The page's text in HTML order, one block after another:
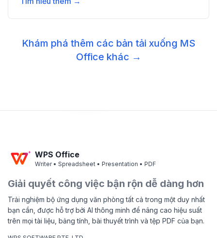
Khám phá thêm các bản tải xuống MS
Office khác →
WPS Office
Writer • Spreadsheet • Presentation • PDF
Giải quyết công việc bận rộn dễ dàng hơn
Trải nghiệm bộ ứng dụng văn phòng tất cả trong một duy nhất
bạn cần, được hỗ trợ bởi AI thông minh để nâng cao hiệu suất
trên mọi tài liệu, bảng tính, bài thuyết trình và tệp PDF của bạn.